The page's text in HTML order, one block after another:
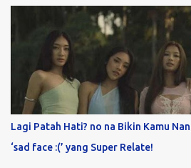
performance mereka, pasti bakal
baiknya, kamu bisa nonton langsung
kota ikonik: Tokyo, Seoul, dan
nonton, kamu bisa sekalian traveling
trip seru ini! 3 Best Seller Paket
(24-27 Oktober 2025) – Rp25 Juta
(Seating/Area), hotel bintang 3 selama
PP. · Seoul (20-23 Oktober 2025) –
konser Standing, hotel...
Lagi Patah Hati? no na Bikin Kamu
‘sad face :(’ yang Super Relate!